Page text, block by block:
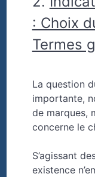
: Choix
Termes
La question
importante,
de marques,
concerne le
S’agissant
existence